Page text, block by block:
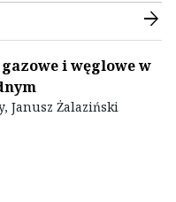
arrow_forward
i węglowe w
Janusz Żalaziński